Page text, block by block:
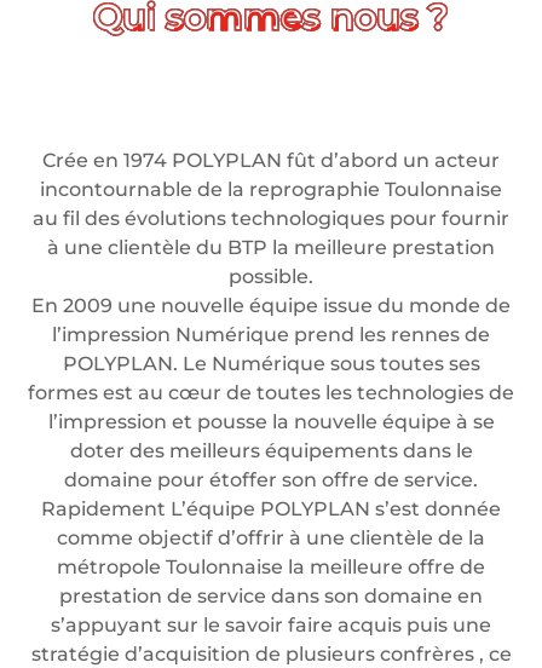
Crée en 1974 POLYPLAN fût d’abord un acteur
incontournable de la reprographie Toulonnaise
au fil des évolutions technologiques pour fournir
à une clientèle du BTP la meilleure prestation
possible.
En 2009 une nouvelle équipe issue du monde de
l’impression Numérique prend les rennes de
POLYPLAN. Le Numérique sous toutes ses
formes est au cœur de toutes les technologies de
l’impression et pousse la nouvelle équipe à se
doter des meilleurs équipements dans le
domaine pour étoffer son offre de service.
Rapidement L’équipe POLYPLAN s’est donnée
comme objectif d’offrir à une clientèle de la
métropole Toulonnaise la meilleure offre de
prestation de service dans son domaine en
s’appuyant sur le savoir faire acquis puis une
stratégie d’acquisition de plusieurs confrères , ce